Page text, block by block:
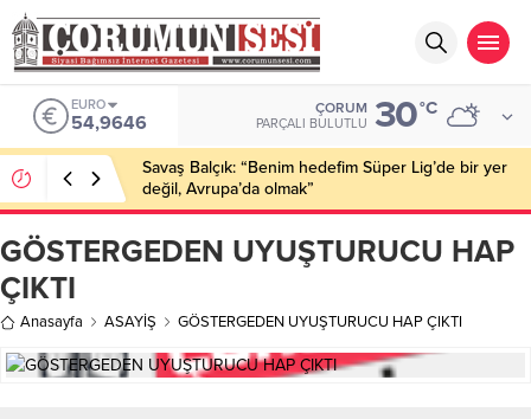
EURO
54,9646
ÇORUM
PARÇALI BULUTLU 30°C
Savaş Balçık: “Benim hedefim Süper Lig’de bir yer
değil, Avrupa’da olmak”
GÖSTERGEDEN UYUŞTURUCU HAP
ÇIKTI
Anasayfa ASAYİŞ GÖSTERGEDEN UYUŞTURUCU HAP ÇIKTI